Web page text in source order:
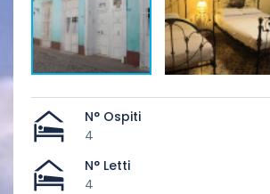
N° Ospiti
4
N° Letti
4